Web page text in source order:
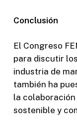
Conclusión
El Congreso
para discutir
industria de
también ha
la
sostenible y